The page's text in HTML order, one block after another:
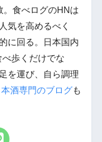
。食べログのHNは
気を高めるべく
に回る。日本国内
歩くだけでな
を運び、自ら調理
本酒専門のブログも